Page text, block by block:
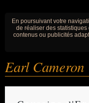
En poursuivant votre
de réaliser des
contenus ou publicités
Earl Cameron